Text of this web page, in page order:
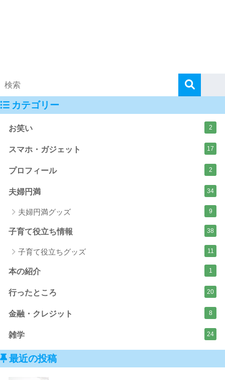
カテゴリー
お笑い 2
スマホ・ガジェット 17
プロフィール 2
夫婦円満 34
夫婦円満グッズ 9
子育て役立ち情報 38
子育て役立ちグッズ 11
本の紹介 1
行ったところ 20
金融・クレジット 8
雑学 24
最近の投稿